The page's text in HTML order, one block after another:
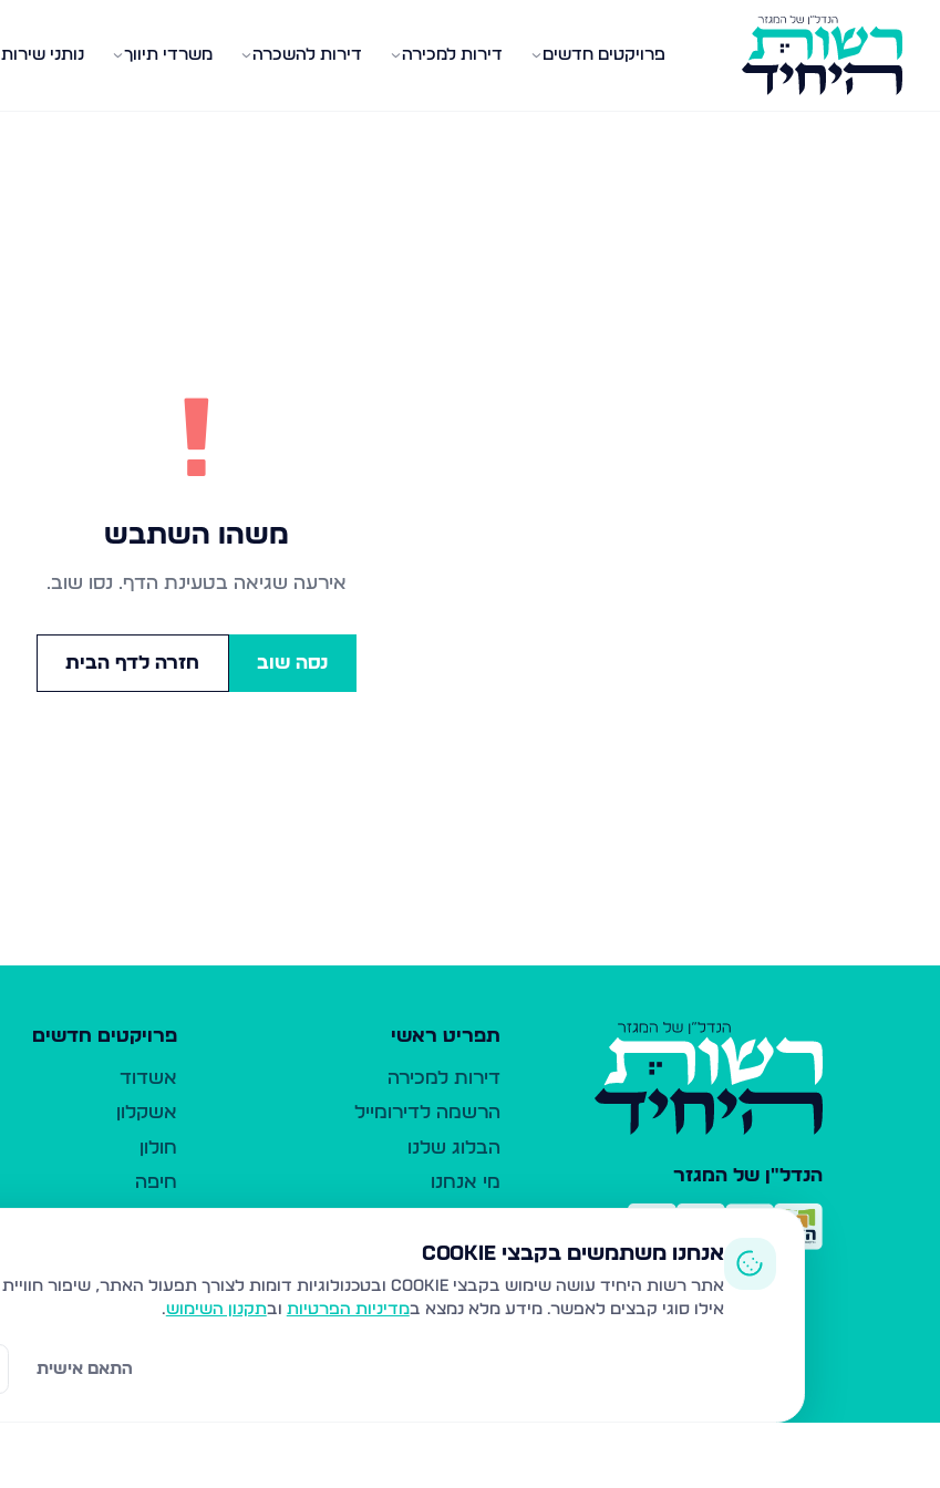
פרויקטים חדשים דירות למכירה דירות להשכרה משרדי תיווך נותני שירות
!
משהו השתבש
אירעה שגיאה בטעינת הדף. נסו שוב.
נסה שוב חזרה לדף הבית
הנדל"ן של המגזר
תפריט ראשי
דירות למכירה
הרשמה לדירומייל
הבלוג שלנו
מי אנחנו
כלי עזר
פרסום ברשות היחיד
משרדי תיווך
פרויקטים חדשים
אשדוד
אשקלון
חולון
חיפה
נהריה
עמנואל
אנחנו משתמשים בקבצי Cookie
אתר רשות היחיד עושה שימוש בקבצי Cookie ובטכנולוגיות דומות לצורך תפעול האתר, שיפור חוויית המשתמש, ניתוח שימוש ושיווק מותאם.
אילו סוגי קבצים לאפשר. מידע מלא נמצא במדיניות הפרטיות ובתקנון השימוש.
התאם אישית